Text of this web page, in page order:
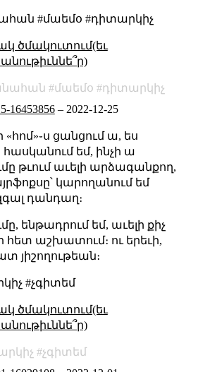
#մաեմօ #դիտարկիչ
ծմակուտում(եւ
մաեմօ
դիտարկիչ
16453856– 2022-12-25
«հոմ»֊ս ցանցում ա, ես
եմ, ինչի ա
թւում աւելի արձագանքող,
կարողանում եմ
դանդաղ։
ենթադրում եմ, աւելի քիչ
հետ աշխատում։ ու երեւի,
յիշողութեան։
#չգիտեմ
ծմակուտում(եւ
չգիտեմ